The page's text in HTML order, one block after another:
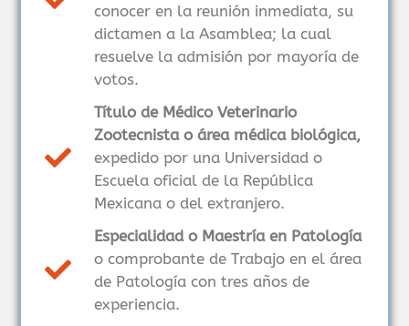
conocer en la reunión inmediata, su
dictamen a la Asamblea; la cual
resuelve la admisión por mayoría de
votos.
Título de Médico Veterinario
Zootecnista o área médica biológica,
expedido por una Universidad o
Escuela oficial de la República
Mexicana o del extranjero.
Especialidad o Maestría en Patología
o comprobante de Trabajo en el área
de Patología con tres años de
experiencia.